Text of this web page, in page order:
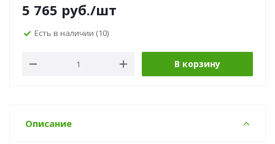
5 765 руб./шт
Есть в наличии (10)
В корзину
Описание